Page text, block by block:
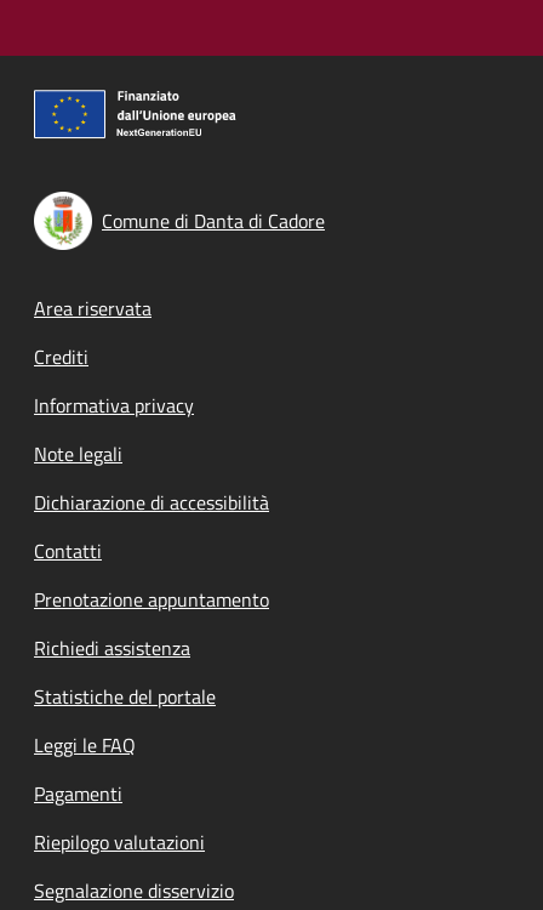
Comune di Danta di Cadore
Footer menu
Area riservata
Crediti
Informativa privacy
Note legali
Dichiarazione di accessibilità
Contatti
Prenotazione appuntamento
Richiedi assistenza
Statistiche del portale
Leggi le FAQ
Pagamenti
Riepilogo valutazioni
Segnalazione disservizio